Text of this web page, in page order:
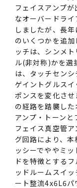
フェイスアンプ
なオーバードラ
しましたが、長
のいくつかを追
ッチは、シンメ
ル(非対称)かを選
は、タッチセンシ
ゲイントグルス
ポンスを変化さ
の経路を踏襲し
アンプ・トーン
フェイス真空管
グ回路により、
ッシーでややミ
ドを特徴とする
ッドルームスイ
ート整流4x6L6パ